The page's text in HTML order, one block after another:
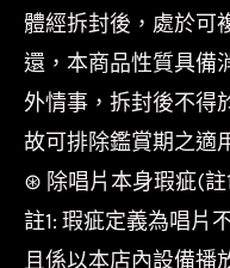
體經拆封後，處於可
還，本商品性質具備
外情事，拆封後不得
故可排除鑑賞期之適
⊛ 除唱片本身瑕疵(註
註1: 瑕疵定義為唱片
且係以本店內設備播